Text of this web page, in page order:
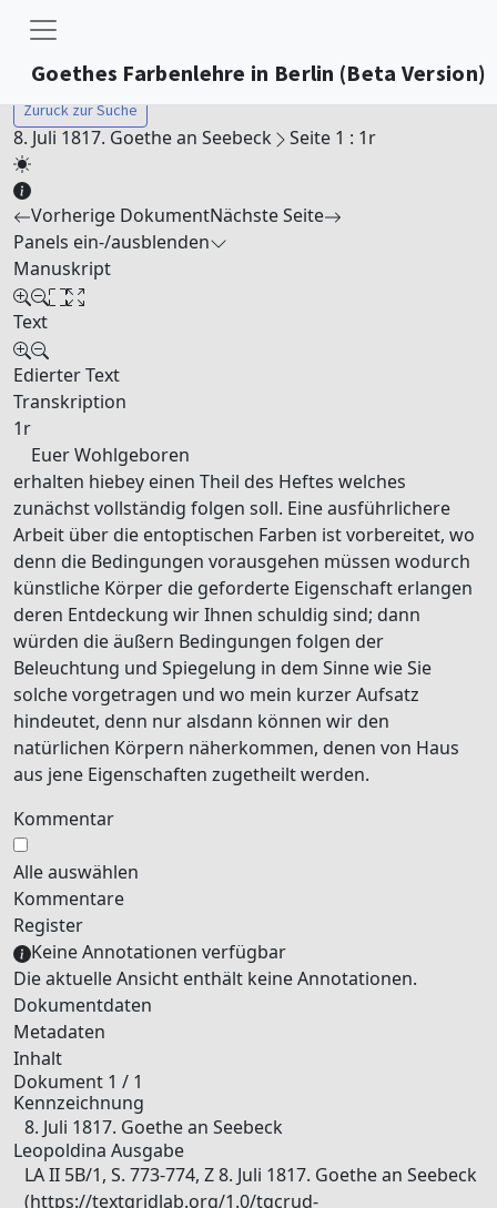
Goethes Farbenlehre in Berlin (Beta Version)
Zurück zur Suche
8. Juli 1817. Goethe an Seebeck Seite 1 : 1r
Vorherige DokumentNächste Seite
Panels ein-/ausblenden
Manuskript
Text
Edierter Text
Transkription
1r
EuerWohlgeboren
erhalten hiebey einen Theil des Heftes welches
zunächst vollständig folgen soll. Eine ausführlichere
Arbeit über die entoptischen Farben ist vorbereitet, wo
denn die Bedingungen vorausgehen müssen wodurch
künstliche Körper die geforderte Eigenschaft erlangen
deren Entdeckung wir Ihnen schuldig sind; dann
würden die äußern Bedingungen folgen der
Beleuchtung und Spiegelung in dem Sinne wie Sie
solchevorgetragen und wo mein kurzer Aufsatz
hindeutet, denn nur alsdann können wir den
natürlichen Körpern näherkommen, denen von Haus
aus jene Eigenschaften zugetheilt werden.
Kommentar
Alle auswählen
Kommentare
Register
Keine Annotationen verfügbar
Die aktuelle Ansicht enthält keine Annotationen.
Dokumentdaten
Metadaten
Inhalt
Dokument 1 / 1
Kennzeichnung
8. Juli 1817. Goethe an Seebeck
Leopoldina Ausgabe
LA II 5B/1, S. 773-774, Z 8. Juli 1817. Goethe an Seebeck
(https://textgridlab.org/1.0/tgcrud-